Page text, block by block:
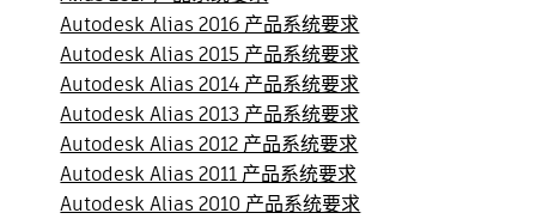
Autodesk Alias 2016 产品系统要求
Autodesk Alias 2015 产品系统要求
Autodesk Alias 2014 产品系统要求
Autodesk Alias 2013 产品系统要求
Autodesk Alias 2012 产品系统要求
Autodesk Alias 2011 产品系统要求
Autodesk Alias 2010 产品系统要求